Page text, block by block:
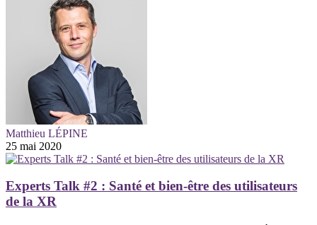
Matthieu LÉPINE
25 mai 2020
Experts Talk #2 : Santé et bien-être des utilisateurs
de la XR